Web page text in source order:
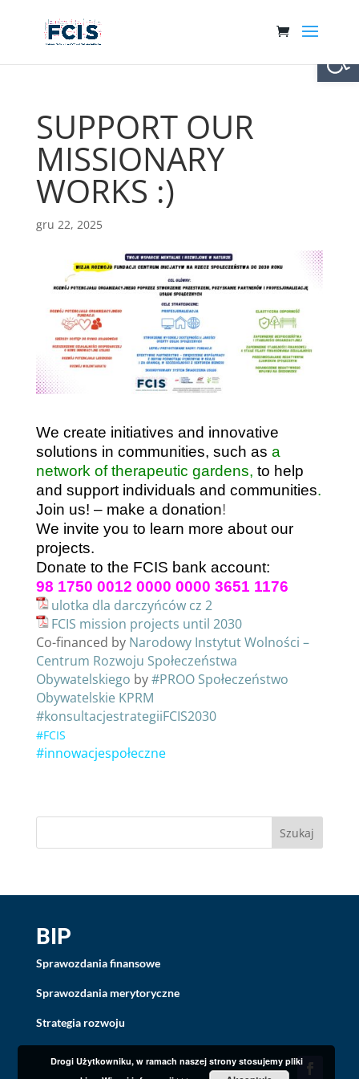
SUPPORT OUR
MISSIONARY
WORKS :)
gru 22, 2025
We create initiatives and innovative
solutions in communities, such as a
network of therapeutic gardens, to help
and support individuals and communities.
Join us! – make a donation!
We invite you to learn more about our
projects.
Donate to the FCIS bank account:
98 1750 0012 0000 0000 3651 1176
ulotka dla darczyńców cz 2
FCIS mission projects until 2030
Co-financed by Narodowy Instytut Wolności –
Centrum Rozwoju Społeczeństwa
Obywatelskiego by#PROO Społeczeństwo
Obywatelskie KPRM
#konsultacjestrategiiFCIS2030
#FCIS
#innowacjespołeczne
BIP
Sprawozdania finansowe
Sprawozdania merytoryczne
Strategia rozwoju
Drogi Użytkowniku, w ramach naszej strony stosujemy pliki